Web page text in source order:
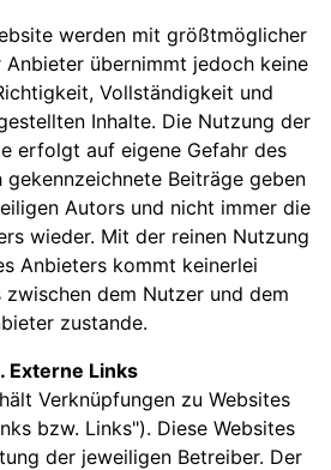
werden mit größtmöglicher
übernimmt jedoch keine
Vollständigkeit und
Inhalte. Die Nutzung der
erfolgt auf eigene Gefahr des
gekennzeichnete Beiträge geben
Autors und nicht immer die
wieder. Mit der reinen Nutzung
Anbieters kommt keinerlei
dem Nutzer und dem
zustande.
Externe Links
Verknüpfungen zu Websites
bzw. Links"). Diese Websites
der jeweiligen Betreiber. Der